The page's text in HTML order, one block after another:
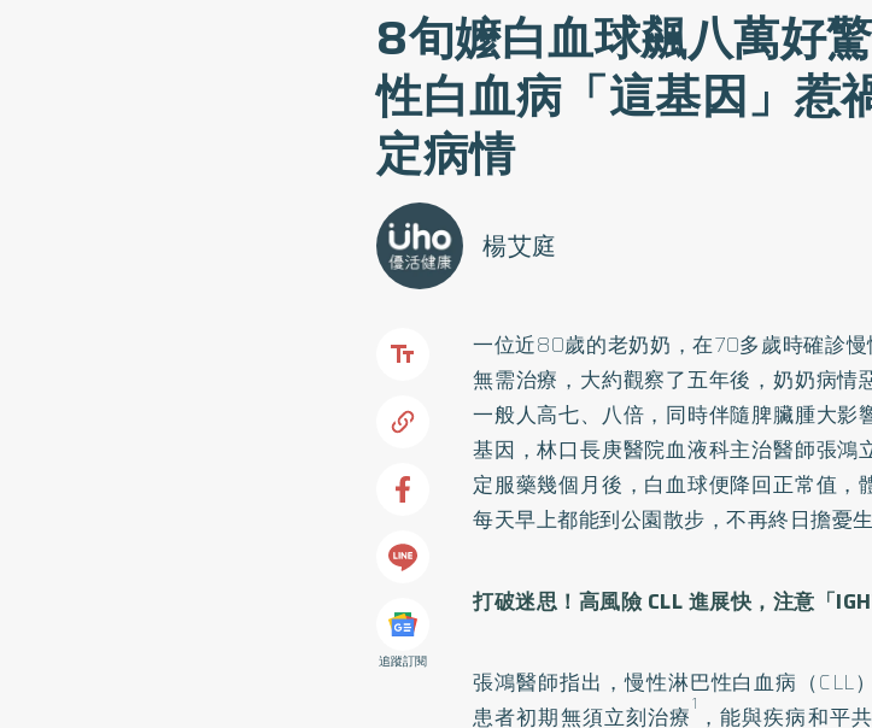
8旬嬤白血球飆八萬好
性白血病「這基因」惹
定病情
楊艾庭
追蹤訂閱
一位近80歲的老奶奶，在70多歲時確診
無需治療，大約觀察了五年後，奶奶病
一般人高七、八倍，同時伴隨脾臟腫大
基因，林口長庚醫院血液科主治醫師張
定服藥幾個月後，白血球便降回正常值
每天早上都能到公園散步，不再終日擔憂
打破迷思！高風險 CLL 進展快，注意「
張鴻醫師指出，慢性淋巴性白血病（CLL
患者初期無須立刻治療1 ，能與疾病和平